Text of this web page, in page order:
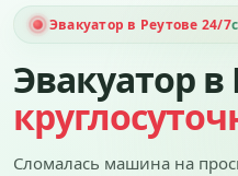
Эвакуатор в Реутове 24/7
Эвакуатор в
Сломалась машина на